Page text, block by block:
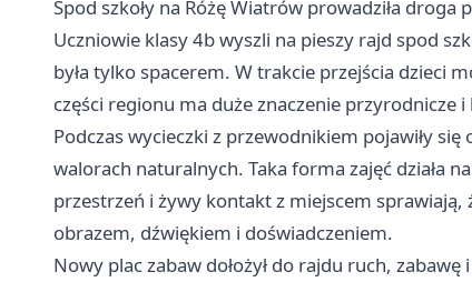
Spod szkoły na Różę Wiatrów prowadziła
Uczniowie klasy 4b wyszli na pieszy rajd spod
była tylko spacerem. W trakcie przejścia dzieci
części regionu ma duże znaczenie przyrodnicze
Podczas wycieczki z przewodnikiem pojawiły
walorach naturalnych. Taka forma zajęć działa
przestrzeń i żywy kontakt z miejscem sprawiają,
obrazem, dźwiękiem i doświadczeniem.
Nowy plac zabaw dołożył do rajdu ruch, zabawę